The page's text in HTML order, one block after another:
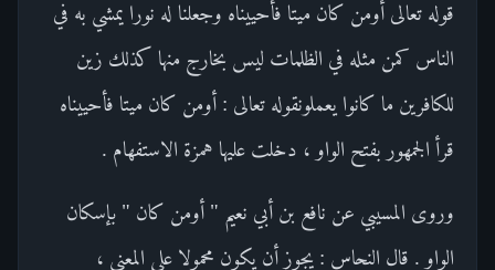
قوله تعالى أومن كان ميتا فأحييناه وجعلنا له نورا يمشي به في
الناس كمن مثله في الظلمات ليس بخارج منها كذلك زين
للكافرين ما كانوا يعملونقوله تعالى : أومن كان ميتا فأحييناه
قرأ الجمهور بفتح الواو ، دخلت عليها همزة الاستفهام .
وروى المسيبي عن نافع بن أبي نعيم " أومن كان " بإسكان
الواو . قال النحاس : يجوز أن يكون محمولا على المعنى ،